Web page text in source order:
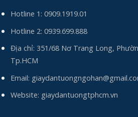
Hotline 1: 0909.1919.01
Hotline 2: 0939.699.888
Địa chỉ: 351/68 Nơ Trang Long,
Tp.HCM
Email:
Website: giaydantuongtphcm.vn